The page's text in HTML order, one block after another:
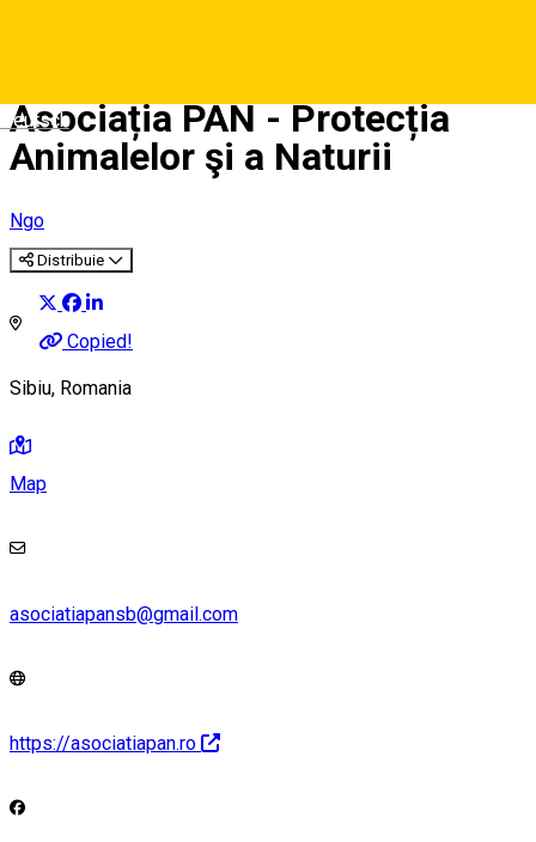
Deutsch
Asociația PAN - Protecția
Animalelor şi a Naturii
Ngo
Distribuie
Copied!
Sibiu, Romania
Map
asociatiapansb@gmail.com
https://asociatiapan.ro